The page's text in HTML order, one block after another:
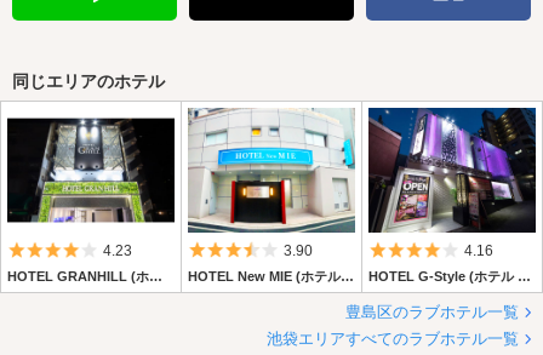
（※香りはお選びいただけません。）
夏季限定レンタルコスプレが6/1からスタート！
夏らしい制服等衣装多数ご用意しております♪
是非お楽しみ下さい☆彡
★夏季限定チューハイ・サワー150円フェア★
夏季の期間限定チューハイ・サワー150円フェアがいよいよスター
ト☆彡
爽やかな季節のフルーティーなフレーバーをお得な価格で是非ご堪
能ください♪
同じエリアのホテル
5つ星のうち4
4.23
HOTEL GRANHILL (ホテル グランヒル)
5つ星のうち3.5
3.90
HOTEL New MIE (ホテル ニューミエ)
5つ星のうち4
4.16
HOTEL G-Style (ホテル ジースタイル) ～旧:H-SEVEN～
豊島区のラブホテル一覧
池袋エリアすべてのラブホテル一覧